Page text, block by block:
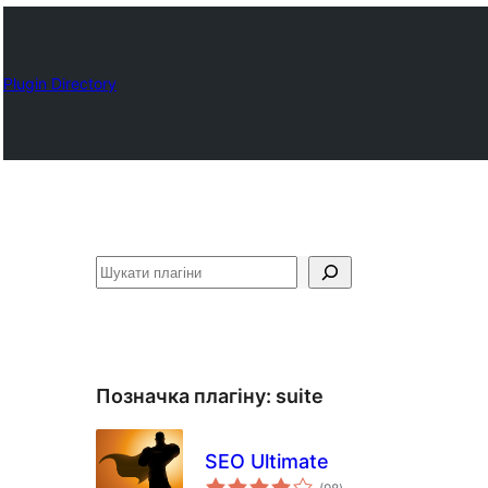
Plugin Directory
Пошук
Позначка плагіну: suite
SEO Ultimate
загальний